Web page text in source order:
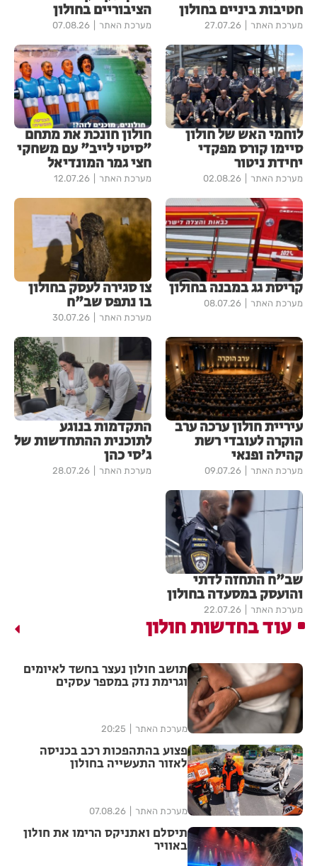
חטיבות ביניים בחולון
מערכת האתר 27.07.26
הציבוריים בחולון
מערכת האתר 07.08.26
לוחמי האש של חולון
סיימו קורס מפקדי
יחידת ניטור
מערכת האתר 02.08.26
חולון חונכת את מתחם
"סיטי לייב" עם משחקי
חצי גמר המונדיאל
מערכת האתר 12.07.26
קריסת גג במבנה בחולון
מערכת האתר 08.07.26
צו סגירה לעסק בחולון
בו נתפס שב"ח
מערכת האתר 30.07.26
עיריית חולון ערכה ערב
הוקרה לעובדי רשת
קהילה ופנאי
מערכת האתר 09.07.26
התקדמות בנוגע
לתוכנית ההתחדשות של
ג'סי כהן
מערכת האתר 28.07.26
שב"ח התחזה לדתי
והועסק במסעדה בחולון
מערכת האתר 22.07.26
עוד בחדשות חולון
תושב חולון נעצר בחשד לאיומים
וגרימת נזק במספר עסקים
מערכת האתר 20:25
פצוע בהתהפכות רכב בכניסה
לאזור התעשייה בחולון
מערכת האתר 07.08.26
תיסלם ואתניקס הרימו את חולון
באוויר